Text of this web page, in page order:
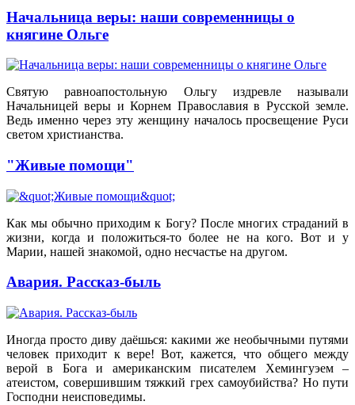
Начальница веры: наши современницы о
княгине Ольге
Святую равноапостольную Ольгу издревле называли
Начальницей веры и Корнем Православия в Русской земле.
Ведь именно через эту женщину началось просвещение Руси
светом христианства.
"Живые помощи"
Как мы обычно приходим к Богу? После многих страданий в
жизни, когда и положиться-то более не на кого. Вот и у
Марии, нашей знакомой, одно несчастье на другом.
Авария. Рассказ-быль
Иногда просто диву даёшься: какими же необычными путями
человек приходит к вере! Вот, кажется, что общего между
верой в Бога и американским писателем Хемингуэем –
атеистом, совершившим тяжкий грех самоубийства? Но пути
Господни неисповедимы.